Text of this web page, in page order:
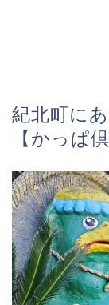
紀北町に
【かっぱ